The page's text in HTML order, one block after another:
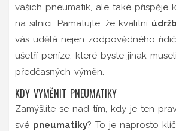
vašich pneumatik, ale také přispěje
na silnici. Pamatujte, že kvalitní
vás udělá nejen zodpovědného
ušetří peníze, které byste jinak
předčasných výměn.
KDY VYMĚNIT PNEUMATIKY
Zamýšlíte se nad tím, kdy je ten
své pneumatiky? To je naprosto